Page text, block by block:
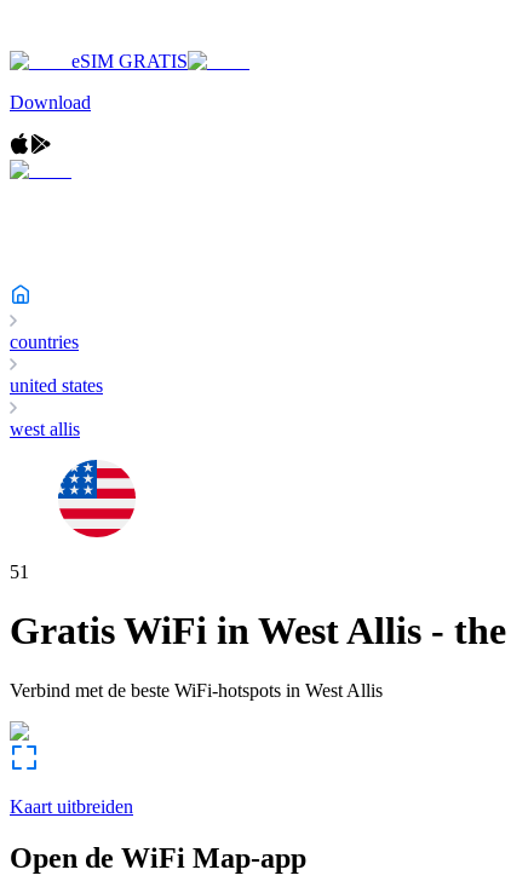
eSIM GRATIS
Download
countries
united states
west allis
51
Gratis WiFi inWest Allis -
Verbind met de beste WiFi-hotspots in West Allis
Kaart uitbreiden
Open de WiFi Map-app